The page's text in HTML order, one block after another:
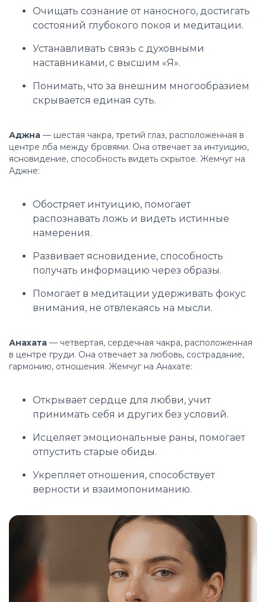
Очищать сознание от наносного, достигать
состояний глубокого покоя и медитации.
Устанавливать связь с духовными
наставниками, с высшим «Я».
Понимать, что за внешним многообразием
скрывается единая суть.
Аджна — шестая чакра, третий глаз, расположенная в
центре лба между бровями. Она отвечает за интуицию,
ясновидение, способность видеть скрытое. Жемчуг на
Аджне:
Обостряет интуицию, помогает
распознавать ложь и видеть истинные
намерения.
Развивает ясновидение, способность
получать информацию через образы.
Помогает в медитации удерживать фокус
внимания, не отвлекаясь на мысли.
Анахата — четвертая, сердечная чакра, расположенная
в центре груди. Она отвечает за любовь, сострадание,
гармонию, отношения. Жемчуг на Анахате:
Открывает сердце для любви, учит
принимать себя и других без условий.
Исцеляет эмоциональные раны, помогает
отпустить старые обиды.
Укрепляет отношения, способствует
верности и взаимопониманию.